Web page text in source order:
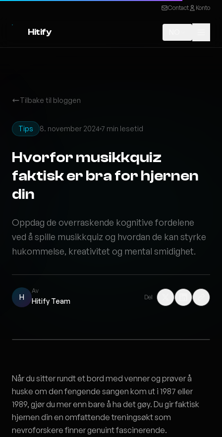
Contact Konto
Hitify
Tilbake til bloggen
Tips 8. november 2024 7 min lesetid
Hvorfor musikkquiz
faktisk er bra for hjernen
din
Oppdag de overraskende kognitive fordelene
ved å spille musikkquiz og hvordan de kan styrke
hukommelse, kreativitet og mental smidighet.
H
Av
Hitify Team Del
Når du sitter rundt et bord med venner og prøver å
huske om den fengende sangen kom ut i 1987 eller
1989, gjør du mer enn bare å ha det gøy. Du gir faktisk
hjernen din en omfattende treningsøkt som
nevroforskere finner genuint fascinerende.